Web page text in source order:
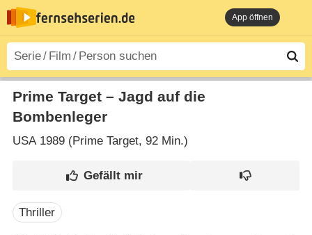
App öffnen
Prime Target – Jagd auf die
Bombenleger
USA1989 (Prime Target‎, 92 Min.)
Thriller